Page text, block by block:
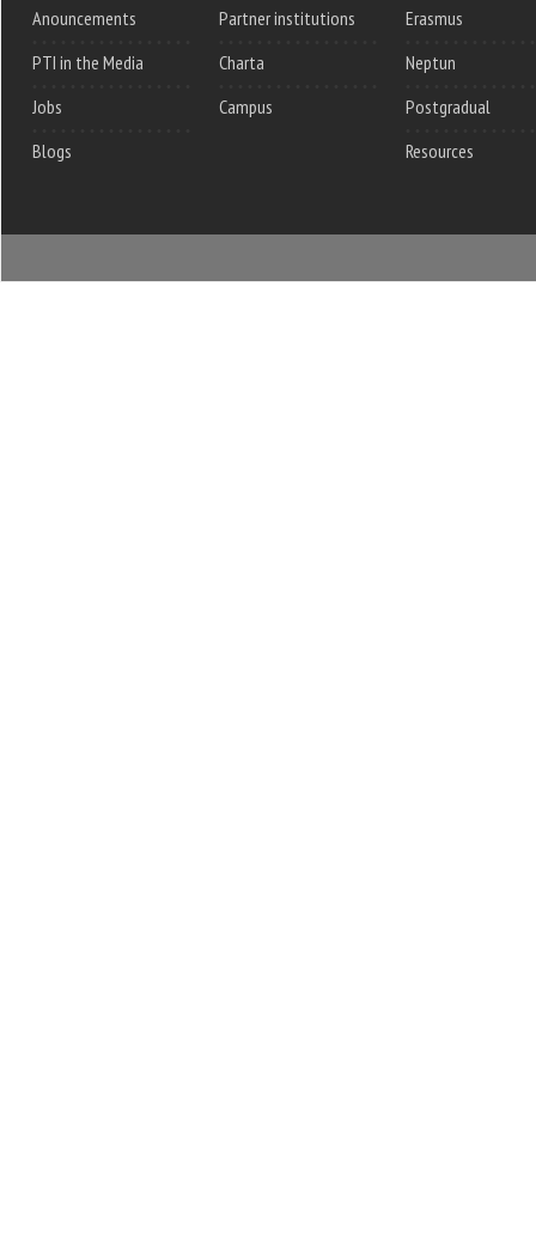
Anouncements
PTI in the Media
Jobs
Blogs
Partner institutions
Charta
Campus
Erasmus
Neptun
Postgradual
Resources